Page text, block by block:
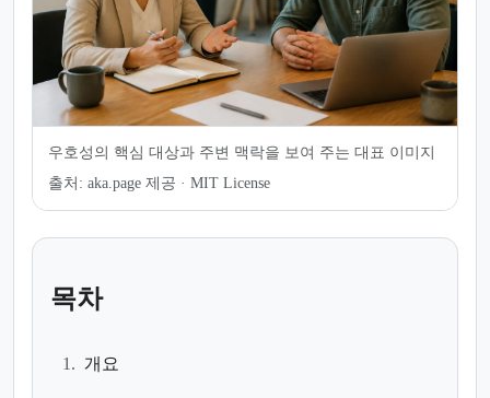
우호성의 핵심 대상과 주변 맥락을 보여 주는 대표 이미지
출처: aka.page 제공 · MIT License
목차
1. 개요